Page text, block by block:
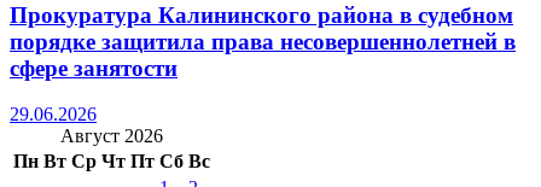
Прокуратура Калининского района в судебном
порядке защитила права несовершеннолетней в
сфере занятости
29.06.2026
Август 2026
Пн Вт Ср Чт Пт Сб Вс